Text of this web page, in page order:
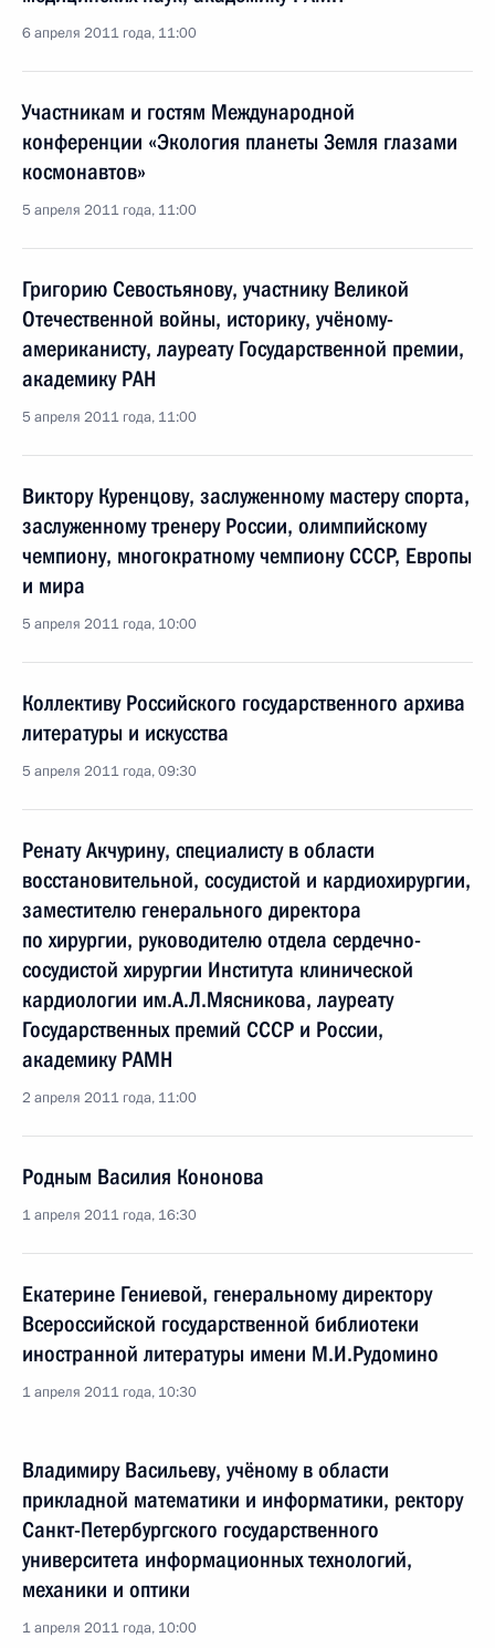
6 апреля 2011 года, 11:00
Участникам и гостям Международной
конференции «Экология планеты Земля глазами
космонавтов»
5 апреля 2011 года, 11:00
Григорию Севостьянову, участнику Великой
Отечественной войны, историку, учёному-
американисту, лауреату Государственной премии,
академику РАН
5 апреля 2011 года, 11:00
Виктору Куренцову, заслуженному мастеру спорта,
заслуженному тренеру России, олимпийскому
чемпиону, многократному чемпиону СССР, Европы
и мира
5 апреля 2011 года, 10:00
Коллективу Российского государственного архива
литературы и искусства
5 апреля 2011 года, 09:30
Ренату Акчурину, специалисту в области
восстановительной, сосудистой и кардиохирургии,
заместителю генерального директора
по хирургии, руководителю отдела сердечно-
сосудистой хирургии Института клинической
кардиологии им.А.Л.Мясникова, лауреату
Государственных премий СССР и России,
академику РАМН
2 апреля 2011 года, 11:00
Родным Василия Кононова
1 апреля 2011 года, 16:30
Екатерине Гениевой, генеральному директору
Всероссийской государственной библиотеки
иностранной литературы имени М.И.Рудомино
1 апреля 2011 года, 10:30
Владимиру Васильеву, учёному в области
прикладной математики и информатики, ректору
Санкт-Петербургского государственного
университета информационных технологий,
механики и оптики
1 апреля 2011 года, 10:00